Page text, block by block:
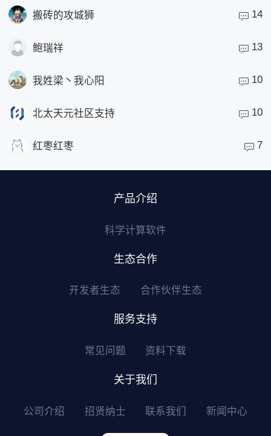
搬砖的攻城狮 14
鲍瑞祥 13
我姓梁丶我心阳 10
北太天元社区支持 10
红枣红枣 7
产品介绍
科学计算软件
生态合作
开发者生态 合作伙伴生态
服务支持
常见问题 资料下载
关于我们
公司介绍 招贤纳士 联系我们 新闻中心